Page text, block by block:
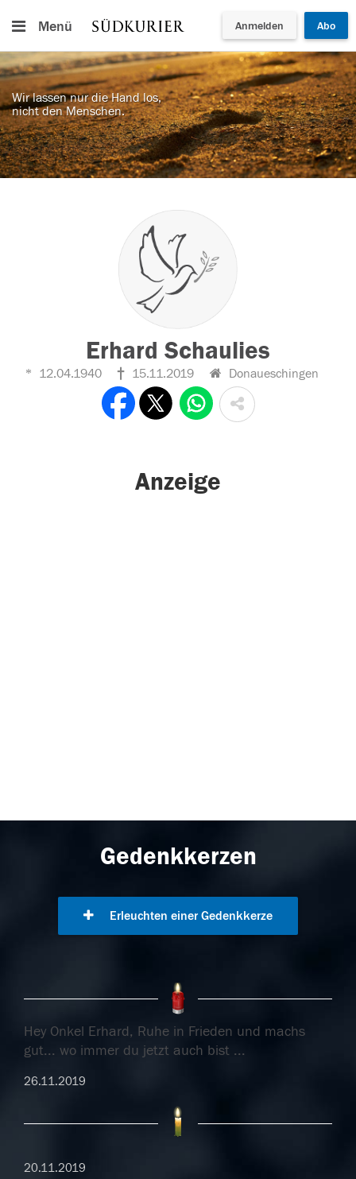
Menü Anmelden Abo
Wir lassen nur die Hand los,
nicht den Menschen.
Erhard Schaulies
12.04.1940 15.11.2019 Donaueschingen
Anzeige
Gedenkkerzen
Erleuchten einer Gedenkkerze
Hey Onkel Erhard, Ruhe in Frieden und machs
gut... wo immer du jetzt auch bist ...
26.11.2019
20.11.2019